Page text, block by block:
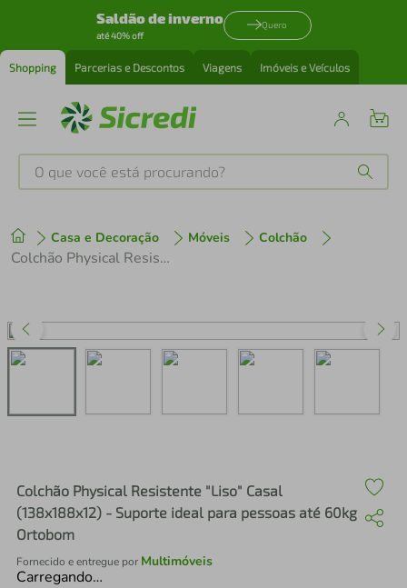
Saldão de inverno
até 40% off
Quero
Shopping Parcerias e Descontos Viagens Imóveis e Veículos
O que você está procurando?
Casa e Decoração Móveis Colchão
Colchão Physical Resistente "Liso" Casal (138x188x12) - Suporte ideal para pessoas até 60kg Ortobom
Colchão Physical Resistente "Liso" Casal
(138x188x12) - Suporte ideal para pessoas até 60kg
Ortobom
Fornecido e entregue por Multimóveis
Carregando…
1º tenis
perfume